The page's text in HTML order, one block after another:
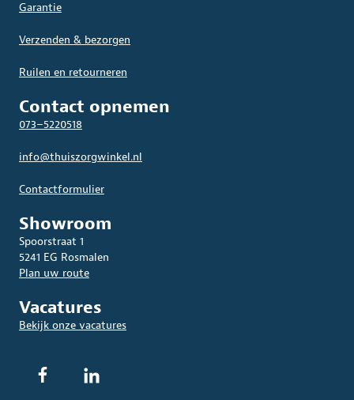
Garantie
Verzenden & bezorgen
Ruilen en retourneren
Contact opnemen
073–5220518
info@thuiszorgwinkel.nl
Contactformulier
Showroom
Spoorstraat 1
5241 EG Rosmalen
Plan uw route
Vacatures
Bekijk onze vacatures